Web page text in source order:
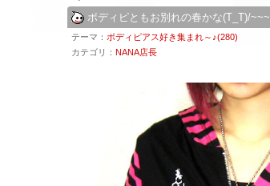
ボディピともお別れの春かな(T_T)/~~~
テーマ： ボディピアス好き集まれ～♪(280)
カテゴリ： NANA店長